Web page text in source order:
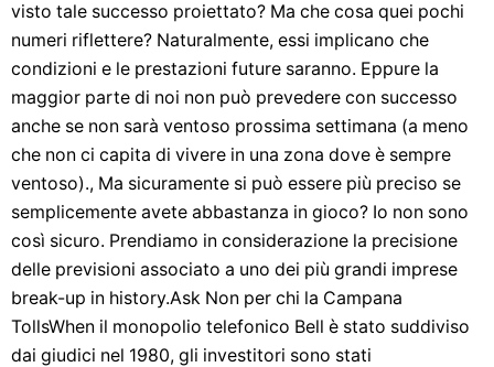
visto tale successo proiettato? Ma che cosa quei pochi
numeri riflettere? Naturalmente, essi implicano che
condizioni e le prestazioni future saranno. Eppure la
maggior parte di noi non può prevedere con successo
anche se non sarà ventoso prossima settimana (a meno
che non ci capita di vivere in una zona dove è sempre
ventoso)., Ma sicuramente si può essere più preciso se
semplicemente avete abbastanza in gioco? Io non sono
così sicuro. Prendiamo in considerazione la precisione
delle previsioni associato a uno dei più grandi imprese
break-up in history.Ask Non per chi la Campana
TollsWhen il monopolio telefonico Bell è stato suddiviso
dai giudici nel 1980, gli investitori sono stati